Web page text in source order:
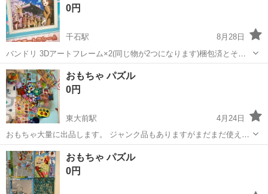
0円
千石駅
8月28日
バンドリ 3Dアートフレーム×2(同じ物が2つになります)梱包済とその
ままのものです。 飾っていませんので綺麗な新品になります。 横、約
44cm 縦、約34cm 箱の状態が悪い為、開封確認 商品は綺麗でした。
フレームの...
東京 文京区 千石駅 パズル
おもちゃ パズル
0円
東大前駅
4月24日
おもちゃ大量に出品します。 ジャンク品もありますがまだまだ使えま
す。
東京 文京区 東大前駅 パズル
おもちゃ パズル
0円